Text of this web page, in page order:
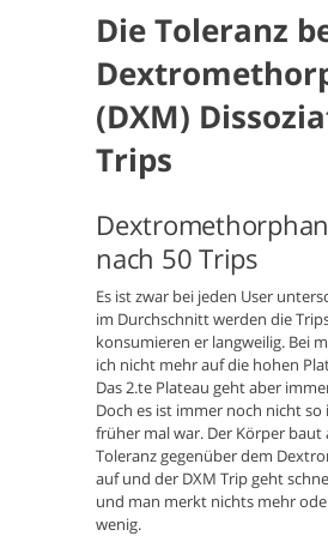
Die Toleranz
(DXM)
Trips
nach 50 Trips
Es ist zwar bei jeden User
im Durchschnitt werden die
konsumieren er langweilig. Bei
ich nicht mehr auf die hohen
Das 2.te Plateau geht aber
Doch es ist immer noch nicht so
früher mal war. Der Körper baut
Toleranz gegenüber dem
auf und der DXM Trip geht
und man merkt nichts mehr
wenig.